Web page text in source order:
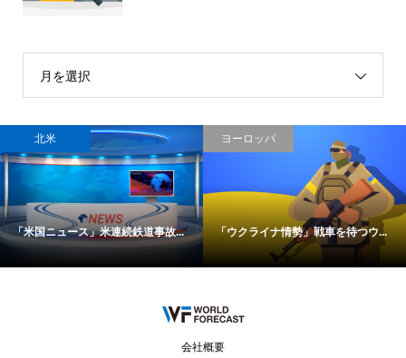
月を選択
北米
「米国ニュース」米連続鉄道事故...
ヨーロッパ
「ウクライナ情勢」戦車を待つウ...
会社概要